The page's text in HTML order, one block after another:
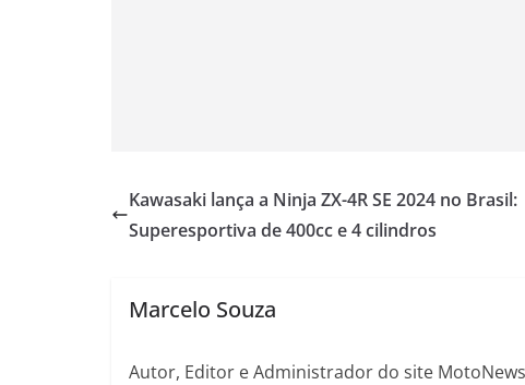
Kawasaki lança a Ninja ZX-4R SE 2024 no Brasil:
Superesportiva de 400cc e 4 cilindros
Marcelo Souza
Autor, Editor e Administrador do site